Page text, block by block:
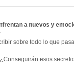
a nuevos y
sobre todo lo que
esos